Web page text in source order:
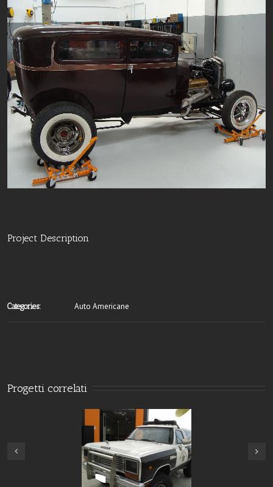
Project Description
Categories: Auto Americane
Progetti correlati